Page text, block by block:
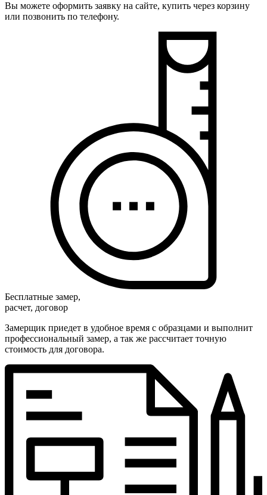
Вы можете оформить заявку на сайте, купить через корзину
или позвонить по телефону.
Бесплатные замер,
расчет, договор
Замерщик приедет в удобное время с образцами и выполнит
профессиональный замер, а так же рассчитает точную
стоимость для договора.